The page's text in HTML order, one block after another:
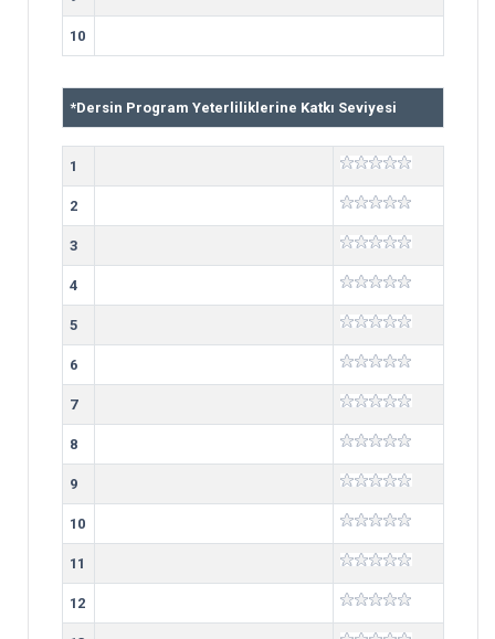
10
*Dersin Program Yeterliliklerine Katkı Seviyesi
1
2
3
4
5
6
7
8
9
10
11
12